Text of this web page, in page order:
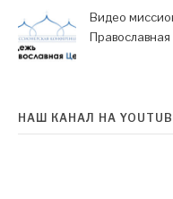
Видео
Православная
НАШ КАНАЛ НА